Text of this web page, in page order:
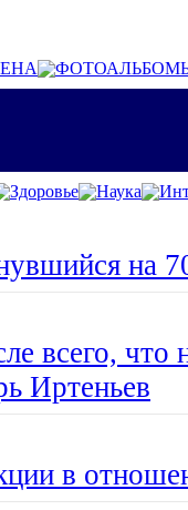
Здоровье Наука
на
всего, что
Иртеньев
в